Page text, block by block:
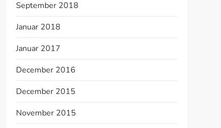
September 2018
Januar 2018
Januar 2017
December 2016
December 2015
November 2015